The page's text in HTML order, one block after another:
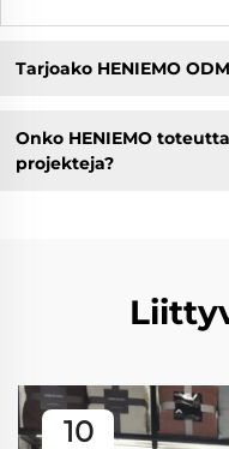
Tarjoako HENIEMO
Onko HENIEMO
projekteja?
10